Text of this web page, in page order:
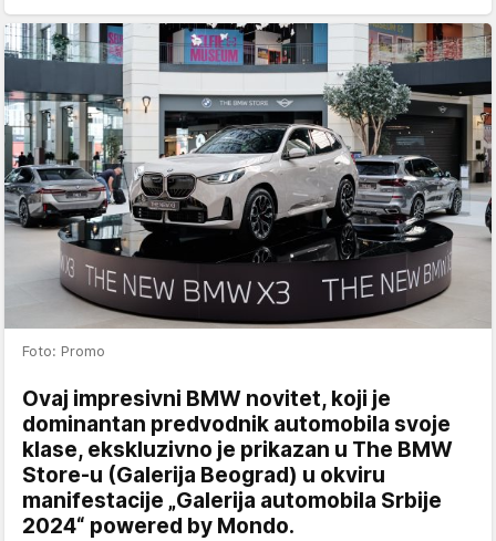
Foto: Promo
Ovaj impresivni BMW novitet, koji je
dominantan predvodnik automobila svoje
klase, ekskluzivno je prikazan u The BMW
Store-u (Galerija Beograd) u okviru
manifestacije „Galerija automobila Srbije
2024“ powered by Mondo.